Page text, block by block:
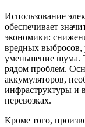
Использование
обеспечивает
экономики:
вредных выбросов,
уменьшение шума.
рядом проблем.
аккумуляторов,
инфраструктуры и
перевозках.
Кроме того,